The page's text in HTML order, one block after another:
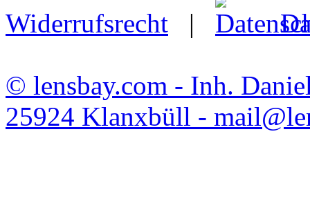
Widerrufsrecht |
© lensbay.com - Inh.
25924 Klanxbüll -